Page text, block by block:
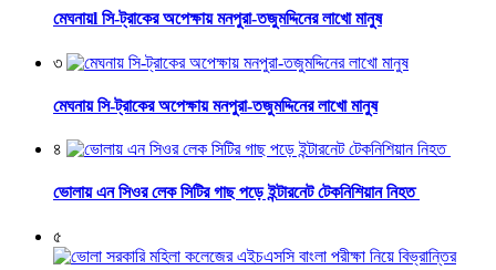
মেঘনায়l সি-ট্রাকের অপেক্ষায় মনপুরা-তজুমদ্দিনের লাখো মানুষ
৩
মেঘনায় সি-ট্রাকের অপেক্ষায় মনপুরা-তজুমদ্দিনের লাখো মানুষ
৪
ভোলায় এন সিওর লেক সিটির গাছ পড়ে ইন্টারনেট টেকনিশিয়ান নিহত
৫